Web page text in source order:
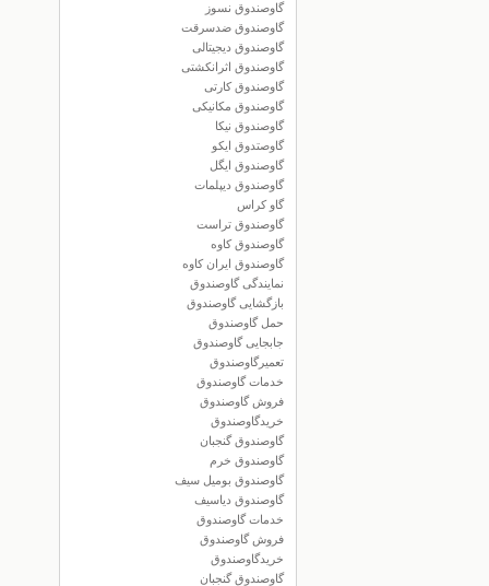
گاوصندوق نسوز
گاوصندوق ضدسرقت
گاوصندوق دیجیتالی
گاوصندوق اثرانکشتی
گاوصندوق کارتی
گاوصندوق مکانیکی
گاوصندوق نیکا
گاوصتدوق ایکو
گاوصندوق ایگل
گاوصندوق دیپلمات
گاو کراس
گاوصندوق تراست
گاوصندوق کاوه
گاوصندوق ایران کاوه
نمایندگی گاوصندوق
بازگشایی گاوصندوق
حمل گاوصندوق
جابجایی گاوصندوق
تعمیرگاوصندوق
خدمات گاوصندوق
فروش گاوصندوق
خریدگاوصندوق
گاوصندوق گنجبان
گاوصندوق خرم
گاوصندوق بومیل سیف
گاوصندوق دیاسیف
خدمات گاوصندوق
فروش گاوصندوق
خریدگاوصندوق
گاوصندوق گنجبان